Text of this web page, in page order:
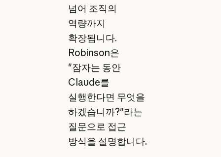
넘어 조직의
역량까지
확장됩니다.
Robinson은
"잠자는 동안
Claude를
실행한다면 무엇을
하겠습니까?"라는
질문으로 접근
방식을 설명합니다.